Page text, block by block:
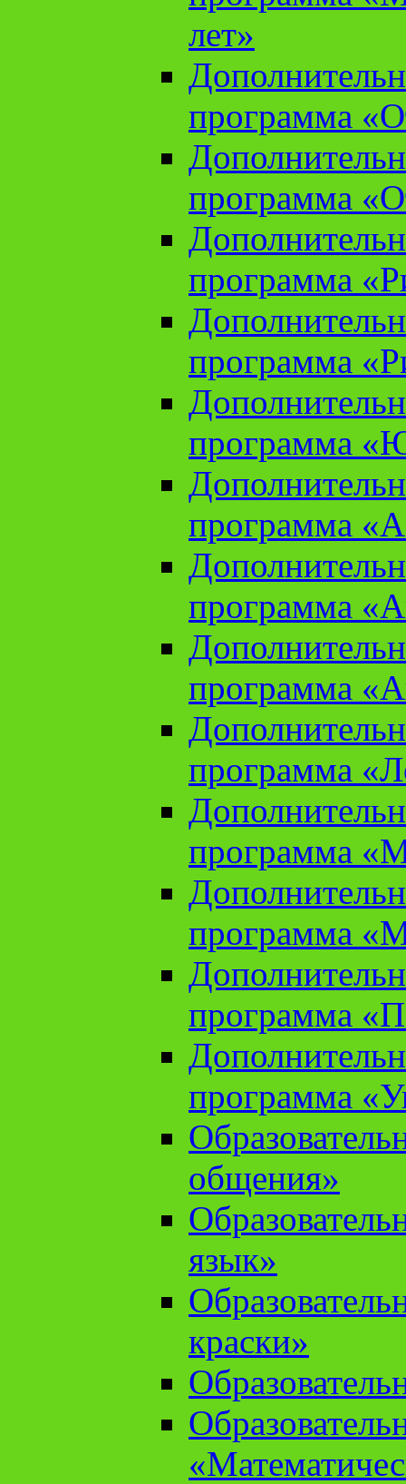
лет»
программа
программа
программа
программа
программа
программа
программа
программа
программа
программа
программа
программа
программа
общения»
язык»
краски»